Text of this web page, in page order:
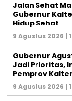
Jalan Sehat
Gubernur
Hidup Sehat
9 Agustus 2026 |
Gubernur
Jadi Prioritas,
Pemprov
9 Agustus 2026 |